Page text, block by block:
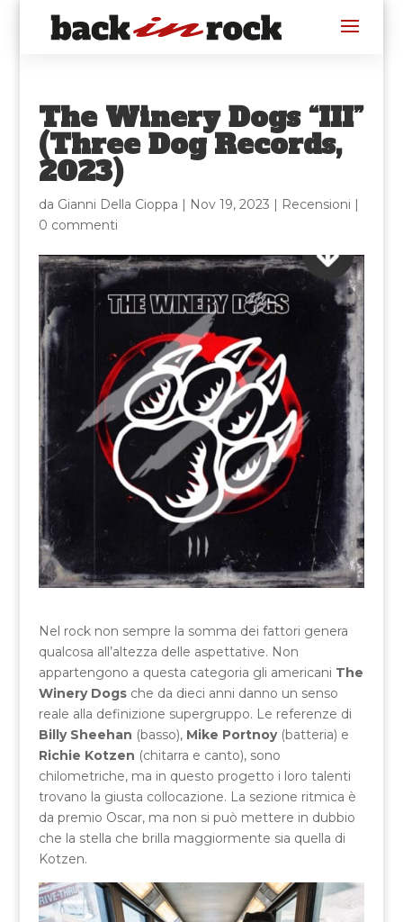
The Winery Dogs “III”
(Three Dog Records,
2023)
da Gianni Della Cioppa | Nov 19, 2023 | Recensioni |
0 commenti
Nel rock non sempre la somma dei fattori genera
qualcosa all’altezza delle aspettative. Non
appartengono a questa categoria gli americani The
Winery Dogsche da dieci anni danno un senso
reale alla definizione supergruppo. Le referenze di
Billy Sheehan (basso), Mike Portnoy(batteria) e
Richie Kotzen (chitarra e canto), sono
chilometriche, ma in questo progetto i loro talenti
trovano la giusta collocazione. La sezione ritmica è
da premio Oscar, ma non si può mettere in dubbio
che la stella che brilla maggiormente sia quella di
Kotzen.